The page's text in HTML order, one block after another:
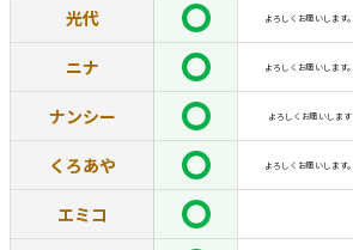
光代 よろしくお願いします。
ニナ よろしくお願いします。
ナンシー よろしくお願いします
くろあや よろしくお願いします。
エミコ